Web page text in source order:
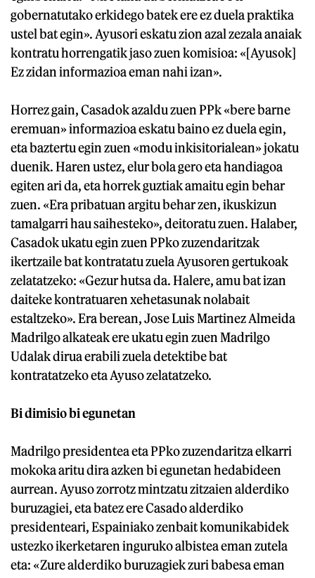
gobernatutako erkidego batek ere ez duela praktika
ustel bat egin». Ayusori eskatu zion azal zezala anaiak
kontratu horrengatik jaso zuen komisioa: «[Ayusok]
Ez zidan informazioa eman nahi izan».
Horrez gain, Casadok azaldu zuen PPk «bere barne
eremuan» informazioa eskatu baino ez duela egin,
eta baztertu egin zuen «modu inkisitorialean» jokatu
duenik. Haren ustez, elur bola gero eta handiagoa
egiten ari da, eta horrek guztiak amaitu egin behar
zuen. «Era pribatuan argitu behar zen, ikuskizun
tamalgarri hau saihesteko», deitoratu zuen. Halaber,
Casadok ukatu egin zuen PPko zuzendaritzak
ikertzaile bat kontratatu zuela Ayusoren gertukoak
zelatatzeko: «Gezur hutsa da. Halere, amu bat izan
daiteke kontratuaren xehetasunak nolabait
estaltzeko». Era berean, Jose Luis Martinez Almeida
Madrilgo alkateak ere ukatu egin zuen Madrilgo
Udalak dirua erabili zuela detektibe bat
kontratatzeko eta Ayuso zelatatzeko.
Bi dimisio bi egunetan
Madrilgo presidentea eta PPko zuzendaritza elkarri
mokoka aritu dira azken bi egunetan hedabideen
aurrean. Ayuso zorrotz mintzatu zitzaien alderdiko
buruzagiei, eta batez ere Casado alderdiko
presidenteari, Espainiako zenbait komunikabidek
ustezko ikerketaren inguruko albistea eman zutela
eta: «Zure alderdiko buruzagiek zuri babesa eman